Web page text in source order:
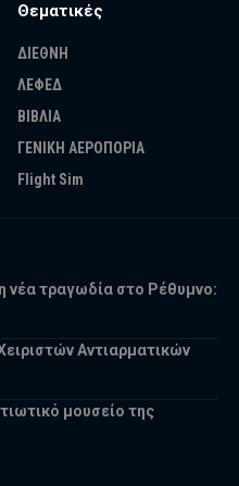
Θεματικές
ΔΙΕΘΝΗ
ΛΕΦΕΔ
ΒΙΒΛΙΑ
ΓΕΝΙΚΗ ΑΕΡΟΠΟΡΙΑ
Flight Sim
νέα τραγωδία στο Ρέθυμνο:
Αντιαρματικών
μουσείο της